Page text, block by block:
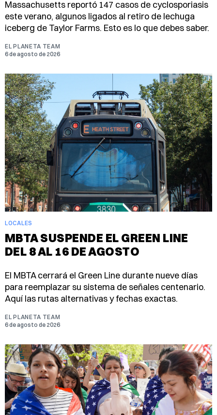
Massachusetts reportó 147 casos de cyclosporiasis
este verano, algunos ligados al retiro de lechuga
iceberg de Taylor Farms. Esto es lo que debes saber.
EL PLANETA TEAM
6 de agosto de 2026
LOCALES
MBTA SUSPENDE EL GREEN LINE
DEL 8 AL 16 DE AGOSTO
El MBTA cerrará el Green Line durante nueve días
para reemplazar su sistema de señales centenario.
Aquí las rutas alternativas y fechas exactas.
EL PLANETA TEAM
6 de agosto de 2026